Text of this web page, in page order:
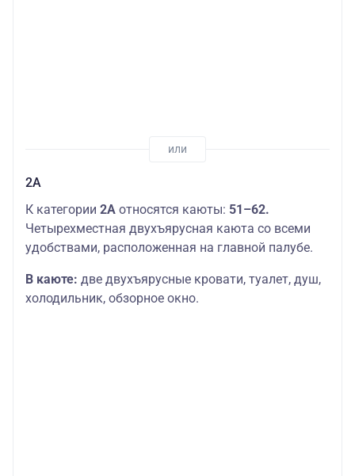
2А
К категории 2А относятся каюты: 51–62.
Четырехместная двухъярусная каюта со всеми
удобствами, расположенная на главной палубе.
В каюте: две двухъярусные кровати, туалет, душ,
холодильник, обзорное окно.